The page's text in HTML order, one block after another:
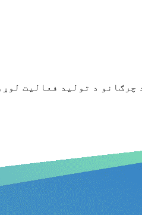
چرګانو د تولید فعالیت